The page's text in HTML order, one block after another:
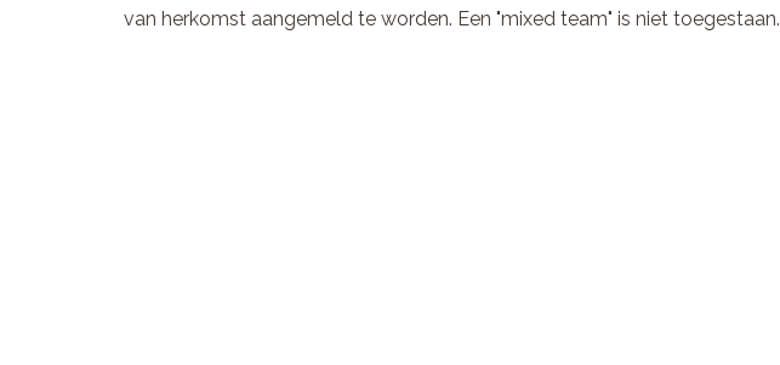
van herkomst aangemeld te worden. Een "mixed team" is niet toegestaan.